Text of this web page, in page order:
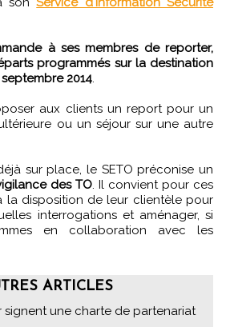
à ses membres de reporter,
programmés sur la destination
2014.
aux clients un report pour un
ou un séjour sur une autre
sur place, le SETO préconise un
des TO. Il convient pour ces
la disposition de leur clientèle pour
interrogations et aménager, si
en collaboration avec les
ARTICLES
signent une charte de partenariat